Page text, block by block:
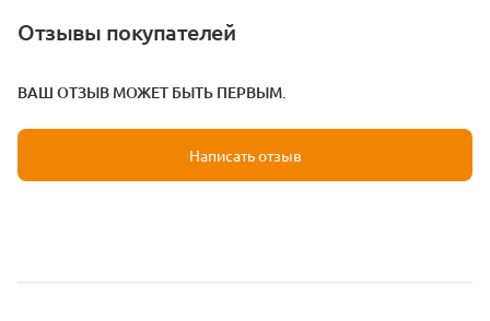
Отзывы покупателей
ВАШ ОТЗЫВ МОЖЕТ БЫТЬ ПЕРВЫМ.
Написать отзыв